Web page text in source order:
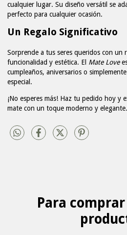
cualquier lugar. Su diseño versátil se
perfecto para cualquier ocasión.
Un Regalo Significativo
Sorprende a tus seres queridos con un
funcionalidad y estética. El Mate Love
cumpleaños, aniversarios o
especial.
¡No esperes más! Haz tu pedido hoy y
mate con un toque moderno y elegante.
Para